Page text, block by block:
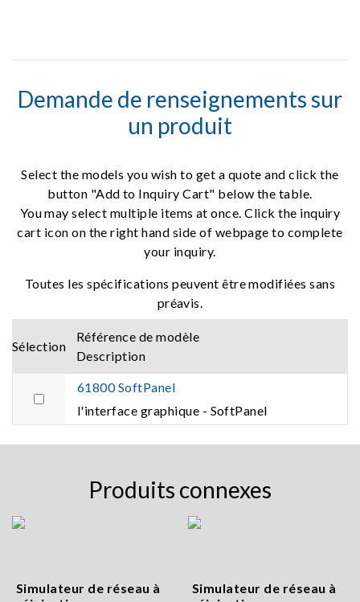
Demande de renseignements sur
un produit
Select the models you wish to get a quote and click the
button "Add to Inquiry Cart" below the table.
You may select multiple items at once. Click the inquiry
cart icon on the right hand side of webpage to complete
your inquiry.
Toutes les spécifications peuvent être modifiées sans
préavis.
Sélection
Référence de modèle
Description
61800 SoftPanel
l'interface graphique - SoftPanel
Produits connexes
Simulateur de réseau à
Simulateur de réseau à